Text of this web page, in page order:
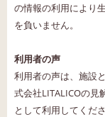
の情報の利用により
を負いません。
利用者の声
利用者の声は、施設
式会社LITALICOの見
として利用してくだ